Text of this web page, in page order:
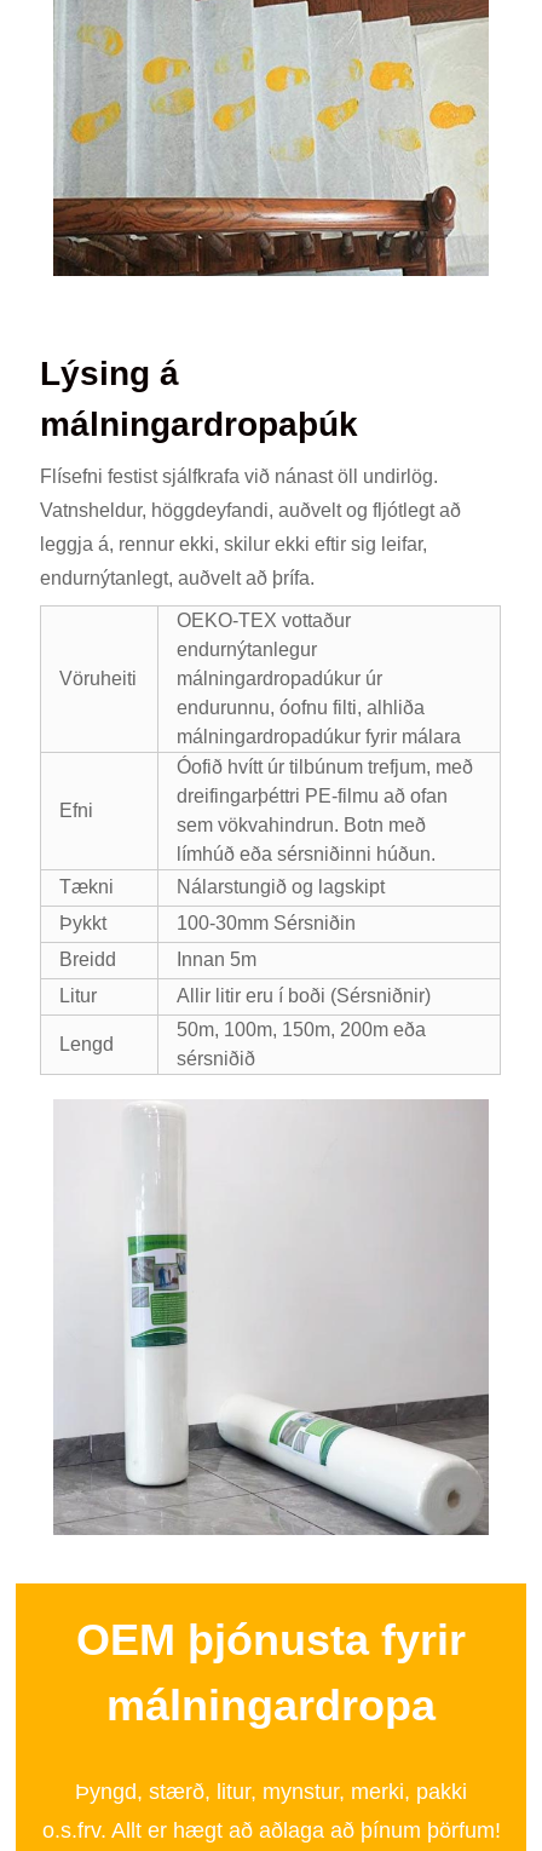
Lýsing á
málningardropaþúk
Flísefni festist sjálfkrafa við nánast öll undirlög.
Vatnsheldur, höggdeyfandi, auðvelt og fljótlegt að
leggja á, rennur ekki, skilur ekki eftir sig leifar,
endurnýtanlegt, auðvelt að þrífa.
Vöruheiti
OEKO-TEX vottaður
endurnýtanlegur
málningardropadúkur úr
endurunnu, óofnu filti, alhliða
málningardropadúkur fyrir málara
Efni
Óofið hvítt úr tilbúnum trefjum, með
dreifingarþéttri PE-filmu að ofan
sem vökvahindrun. Botn með
límhúð eða sérsniðinni húðun.
Tækni
Nálarstungið og lagskipt
Þykkt
100-30mm Sérsniðin
Breidd
Innan 5m
Litur
Allir litir eru í boði (Sérsniðnir)
Lengd
50m, 100m, 150m, 200m eða
sérsniðið
OEM þjónusta fyrir
málningardropa
Þyngd, stærð, litur, mynstur, merki, pakki
o.s.frv. Allt er hægt að aðlaga að þínum þörfum!